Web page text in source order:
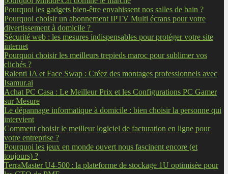
Pourquoi les gadgets bien-être envahissent nos salles de bain ?
Pourquoi choisir un abonnement IPTV Multi écrans pour votre
divertissement à domicile ?
Sécurité web : les mesures indispensables pour protéger votre site
internet
Pourquoi choisir les meilleurs trepieds maroc pour sublimer vos
clichés ?
Ralenti IA et Face Swap : Créez des montages professionnels avec
Isamur.ai
Achat PC Casa : Le Meilleur Prix et les Configurations PC Gamer
sur Mesure
Le dépannage informatique à domicile : bien choisir la personne qui
intervient
Comment choisir le meilleur logiciel de facturation en ligne pour
votre entreprise ?
Pourquoi les jeux en monde ouvert nous fascinent encore (et
toujours) ?
TerraMaster U4-500 : la plateforme de stockage 1U optimisée pour